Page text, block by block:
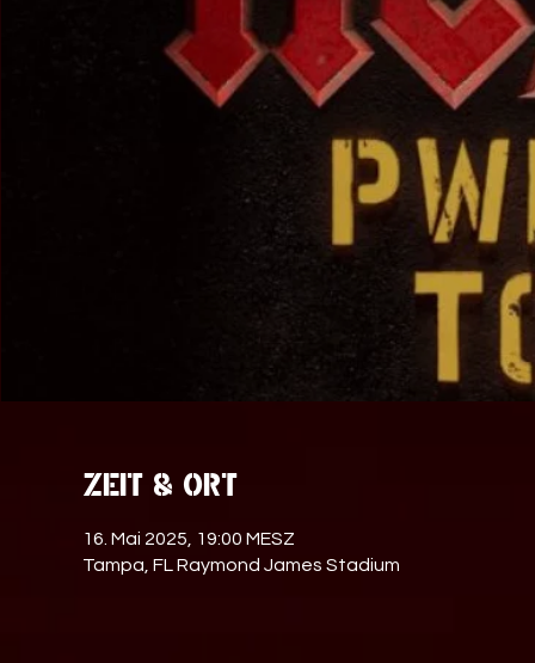
Zeit & Ort
16. Mai 2025, 19:00 MESZ
Tampa, FL Raymond James Stadium